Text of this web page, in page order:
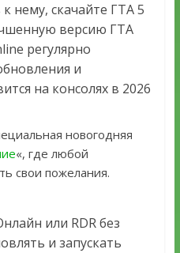
нему, скачайте ГТА 5
версию ГТА
регулярно
и
на консолях в 2026
новогодняя
«, где любой
свои пожелания.
или RDR без
и запускать